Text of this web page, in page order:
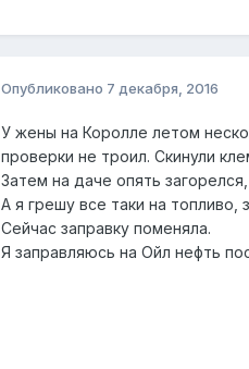
Опубликовано 7 декабря, 2016
У жены на Королле летом
проверки не троил. Скинули
Затем на даче опять
А я грешу все таки на топливо,
Сейчас заправку поменяла.
Я заправляюсь на Ойл нефть